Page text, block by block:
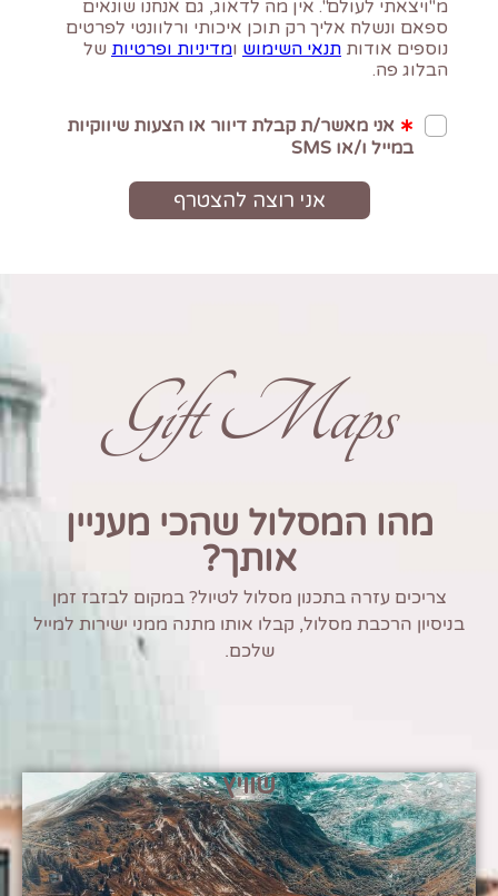
Gift Maps
מהו המסלול שהכי מעניין
אותך?
צריכים עזרה בתכנון מסלול לטיול? במקום לבזבז זמן
בניסיון הרכבת מסלול, קבלו אותו מתנה ממני ישירות למייל
שלכם.
שוויץ